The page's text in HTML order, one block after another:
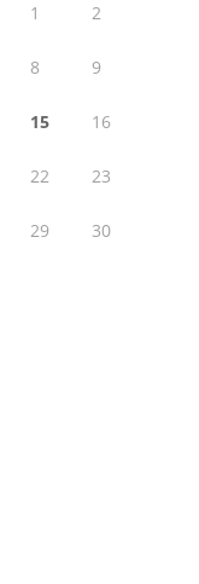
1 2
8 9
15 16
22 23
29 30